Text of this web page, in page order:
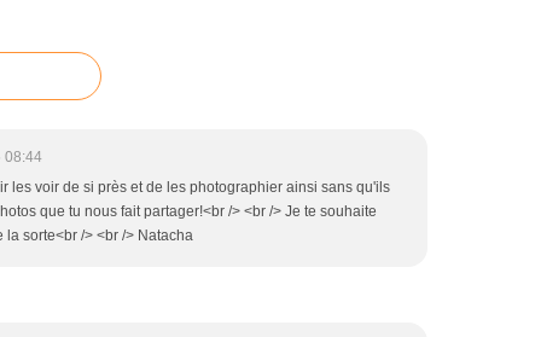
08:44
les voir de si près et de les photographier ainsi sans qu'ils
que tu nous fait partager!<br /> <br /> Je te souhaite
sorte<br /> <br /> Natacha